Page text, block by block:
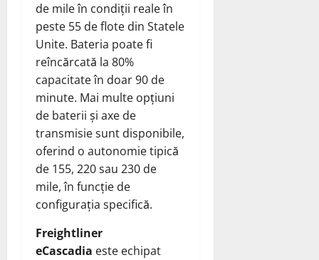
de mile în condiții reale în
peste 55 de flote din Statele
Unite. Bateria poate fi
reîncărcată la 80%
capacitate în doar 90 de
minute. Mai multe opțiuni
de baterii și axe de
transmisie sunt disponibile,
oferind o autonomie tipică
de 155, 220 sau 230 de
mile, în funcție de
configurația specifică.
Freightliner
eCascadia este echipat